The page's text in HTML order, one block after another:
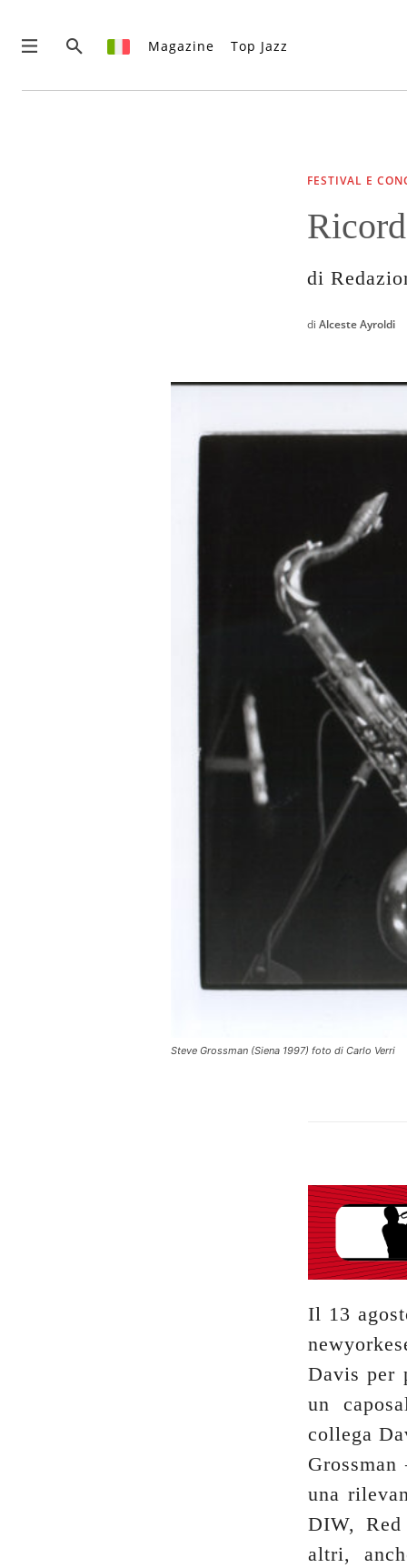
Magazine Top Jazz
FESTIVAL E
di
di Alceste Ayroldi
Steve Grossman (Siena 1997) foto di Carlo Verri
Il 13
Davis per
un
collega
una
DIW,
altri,